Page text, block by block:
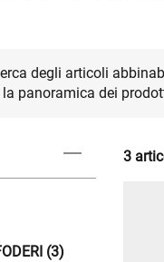
degli articoli
panoramica dei
(3)
3